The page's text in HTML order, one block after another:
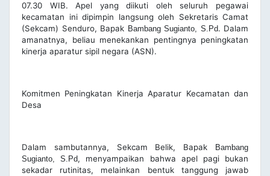
07.30 WIB. Apel yang diikuti oleh seluruh pegawai
kecamatan ini dipimpin langsung oleh Sekretaris Camat
(Sekcam) Senduro, Bapak Bambang Sugianto, S.Pd. Dalam
amanatnya, beliau menekankan pentingnya peningkatan
kinerja aparatur sipil negara (ASN).
Komitmen Peningkatan Kinerja Aparatur Kecamatan dan
Desa
Dalam sambutannya, Sekcam Belik, Bapak
Bambang
Sugianto, S.Pd, menyampaikan bahwa apel pagi bukan
sekadar rutinitas, melainkan bentuk tanggung jawab